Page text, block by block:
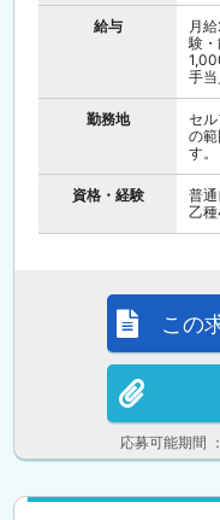
給与
月
験
手
勤務地
セ
の
す。
資格・経験
普
乙
応募可能期間
この